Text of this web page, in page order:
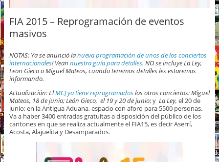
FIA 2015 – Reprogramación de eventos
masivos
NOTAS: Ya se anunció lanueva programación de unos de los conciertos
internacionales! Vean nuestra guía para detalles. NO se incluye La Ley,
Leon Gieco o Miguel Mateos, cuando tenemos detalles les estaremos
informando.
Actualización: ElMCJ ya tiene reprogramadoslos otros conciertos: Miguel
Mateos, 18 de junio; León Gieco, el 19 y 20 de junio; y La Ley, el 20 de
junio; en la Antigua Aduana, espacio con aforo para 5500 personas.
Va a haber 3400 entradas gratuitas a disposición del público de los
cantones en que se realiza actualmente el FIA15, es decir Aserrí,
Acosta, Alajuelita y Desamparados.